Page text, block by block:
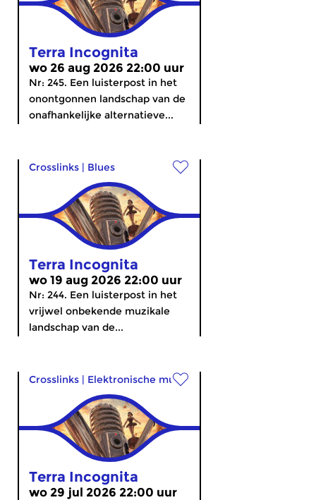
Terra Incognita
wo 26 aug 2026 22:00 uur
Nr: 245. Een luisterpost in het
onontgonnen landschap van de
onafhankelijke alternatieve...
Crosslinks | Blues
Terra Incognita
wo 19 aug 2026 22:00 uur
Nr: 244. Een luisterpost in het
vrijwel onbekende muzikale
landschap van de...
Crosslinks | Elektronische muziek
Terra Incognita
wo 29 jul 2026 22:00 uur